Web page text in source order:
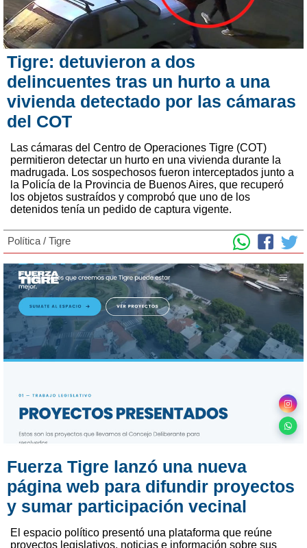
Tigre: detuvieron a dos
delincuentes tras un hurto a una
vivienda detectado por las cámaras
del COT
Las cámaras del Centro de Operaciones Tigre (COT)
permitieron detectar un hurto en una vivienda durante la
madrugada. Los sospechosos fueron interceptados junto a
la Policía de la Provincia de Buenos Aires, que recuperó
los objetos sustraídos y comprobó que uno de los
detenidos tenía un pedido de captura vigente.
Política / Tigre
Fuerza Tigre lanzó una nueva
página web para difundir proyectos
y sumar participación vecinal
El espacio político presentó una plataforma que reúne
proyectos legislativos, noticias e información sobre sus